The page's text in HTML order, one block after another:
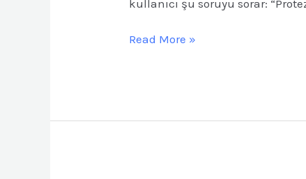
kullanıcı şu soruyu sorar:
Read More »